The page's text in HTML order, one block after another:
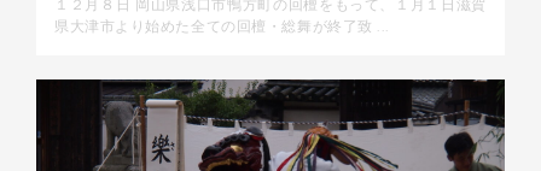
１２月８日 岡山県浅口市鴨方町の回檀をもって、１月１日滋賀
県大津市より始めた全ての回檀・総舞が終了致 ...